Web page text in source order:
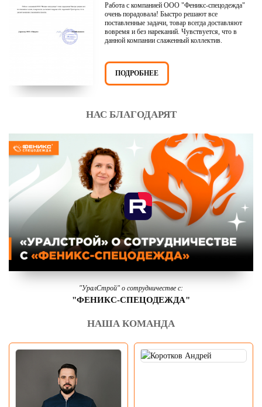
Работа с компанией ООО "Феникс-спецодежда"
очень порадовала! Быстро решают все
поставленные задачи, товар всегда доставляют
вовремя и без нареканий. Чувствуется, что в
данной компании слаженный коллектив.
ПОДРОБНЕЕ
НАС БЛАГОДАРЯТ
"УралСтрой" о сотрудничестве с:
"ФЕНИКС-СПЕЦОДЕЖДА"
НАША КОМАНДА